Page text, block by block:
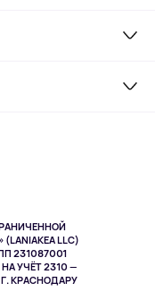
LLC)
231087001
УЧЁТ 2310 —
КРАСНОДАРУ